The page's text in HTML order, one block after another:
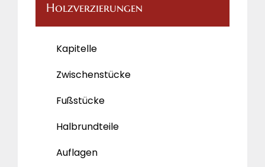
Holzverzierungen
Kapitelle
Zwischenstücke
Fußstücke
Halbrundteile
Auflagen